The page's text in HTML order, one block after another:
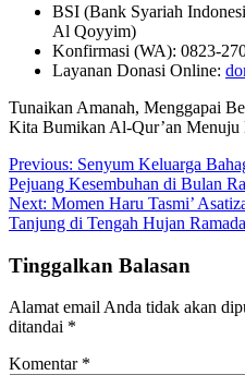
BSI (Bank Syariah
Al Qoyyim)
Konfirmasi (WA): 0823-
Layanan Donasi Online:
Tunaikan Amanah, Menggapai
Kita Bumikan Al-Qur’an Menuju
Navigasi
pos
Previous: Senyum Keluarga
Pejuang Kesembuhan di Bulan
Next: Momen Haru Tasmi’
Tanjung di Tengah Hujan
Tinggalkan Balasan
Alamat email Anda tidak akan
ditandai *
Komentar *